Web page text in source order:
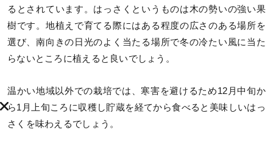
るとされています。はっさくというものは木の勢いの強い果
樹です。地植えで育てる際にはある程度の広さのある場所を
選び、南向きの日光のよく当たる場所で冬の冷たい風に当た
らないところに植えると良いでしょう。
温かい地域以外での栽培では、寒害を避けるため12月中旬か
ら1月上旬ころに収穫し貯蔵を経てから食べると美味しいはっ
さくを味わえるでしょう。